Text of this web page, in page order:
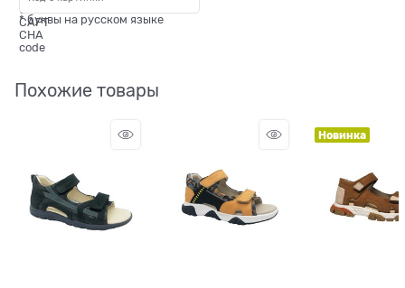
* буквы на русском языке
Похожие товары
Новинка